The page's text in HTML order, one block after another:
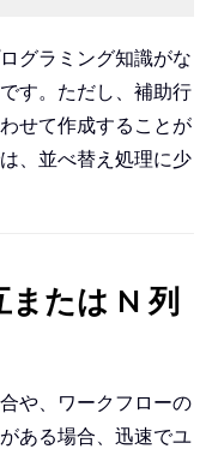
グラミング知識がな
す。ただし、補助行
せて作成することが
、並べ替え処理に少
または N 列
や、ワークフローの
ある場合、迅速でユ